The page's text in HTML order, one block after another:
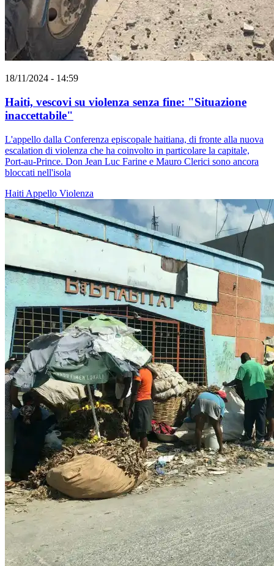
18/11/2024 - 14:59
Haiti, vescovi su violenza senza fine: "Situazione
inaccettabile"
L'appello dalla Conferenza episcopale haitiana, di fronte alla nuova
escalation di violenza che ha coinvolto in particolare la capitale,
Port-au-Prince. Don Jean Luc Farine e Mauro Clerici sono ancora
bloccati nell'isola
Haiti Appello Violenza